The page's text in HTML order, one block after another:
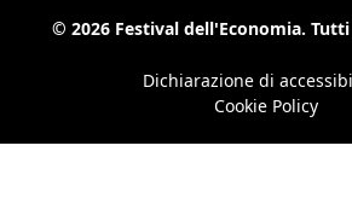
© 2026 Festival dell'Economia.
Dichiarazione di
Cookie Policy